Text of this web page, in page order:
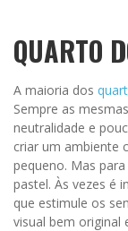
QUARTO
A maioria dos
Sempre as
neutralidade e
criar um ambiente
pequeno. Mas
pastel. Às vezes é
que estimule os
visual bem original